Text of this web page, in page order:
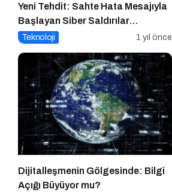
Yeni Tehdit: Sahte Hata Mesajıyla
Başlayan Siber Saldırılar
Yükselişte
Teknoloji 1 yıl önce
Dijitalleşmenin Gölgesinde: Bilgi
Açığı Büyüyor mu?